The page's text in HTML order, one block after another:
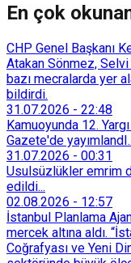
En çok
CHP Genel Başkanı
Atakan Sönmez, Selvi
bazı mecralarda yer
bildirdi.
31.07.2026 - 22:48
Kamuoyunda 12.
Gazete'de
31.07.2026 - 00:31
Usulsüzlükler emrim
edildi...
02.08.2026 - 12:57
İstanbul Planlama
mercek altına aldı.
Coğrafyası ve Yeni